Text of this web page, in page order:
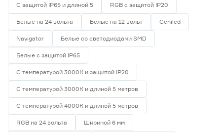
Мощность (Вт/м)
5 7
Ещё 11
Индекс цветопередачи (Ra)
58 70
82 90
С защитой IP65 и длиной 5 RGB с защитой IP20
Белые на 24 вольта Белые на 12 вольт Geniled
Navigator Белые со светодиодами SMD
Белые с защитой IP65
С температурой 3000К и защитой IP20
С температурой 3000К и длиной 5 метров
С температурой 4000К и длиной 5 метров
RGB на 24 вольта Шириной 6 мм